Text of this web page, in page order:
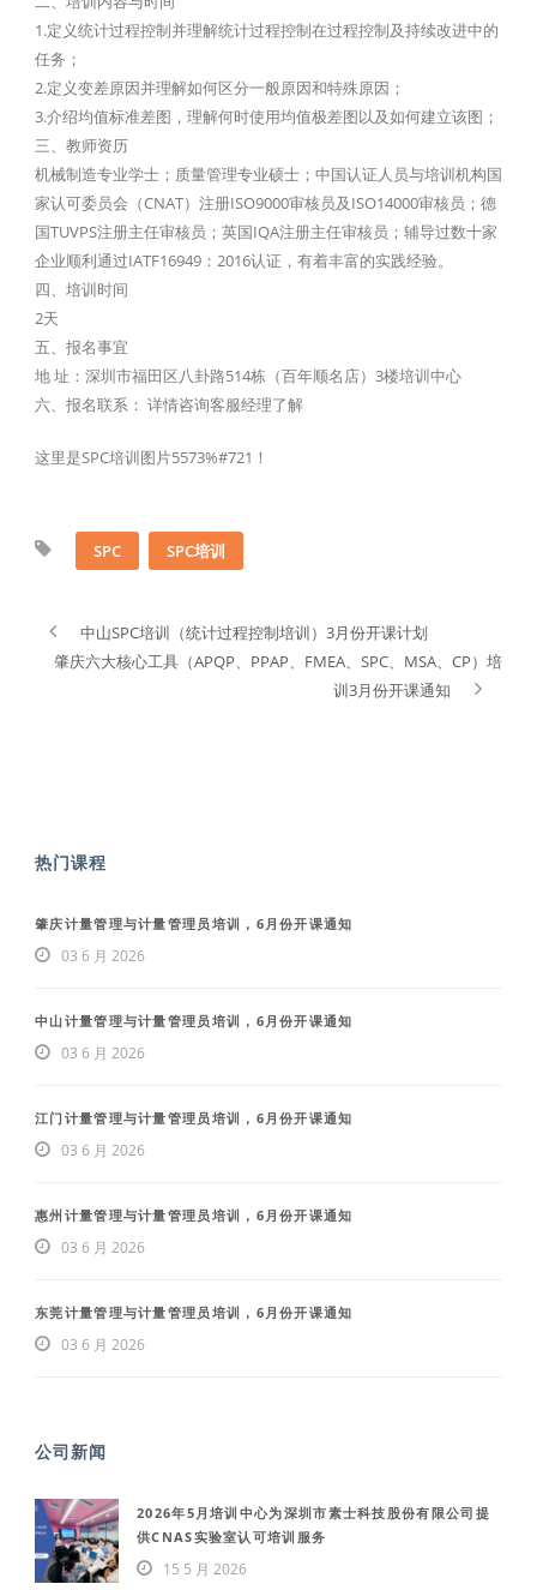
1.定义统计过程控制并理解统计过程控制在过程控制及持续改进中的
任务；
2.定义变差原因并理解如何区分一般原因和特殊原因；
3.介绍均值标准差图，理解何时使用均值极差图以及如何建立该图；
三、教师资历
机械制造专业学士；质量管理专业硕士；中国认证人员与培训机构国
家认可委员会（CNAT）注册ISO9000审核员及ISO14000审核员；德
国TUVPS注册主任审核员；英国IQA注册主任审核员；辅导过数十家
企业顺利通过IATF16949：2016认证，有着丰富的实践经验。
四、培训时间
2天
五、报名事宜
地 址：深圳市福田区八卦路514栋（百年顺名店）3楼培训中心
六、报名联系： 详情咨询客服经理了解
这里是SPC培训图片5573%#721！
SPC SPC培训
中山SPC培训（统计过程控制培训）3月份开课计划
肇庆六大核心工具（APQP、PPAP、FMEA、SPC、MSA、CP）培
训3月份开课通知
热门课程
肇庆计量管理与计量管理员培训，6月份开课通知
03 6 月 2026
中山计量管理与计量管理员培训，6月份开课通知
03 6 月 2026
江门计量管理与计量管理员培训，6月份开课通知
03 6 月 2026
惠州计量管理与计量管理员培训，6月份开课通知
03 6 月 2026
东莞计量管理与计量管理员培训，6月份开课通知
03 6 月 2026
公司新闻
2026年5月培训中心为深圳市素士科技股份有限公司提
供CNAS实验室认可培训服务
15 5 月 2026